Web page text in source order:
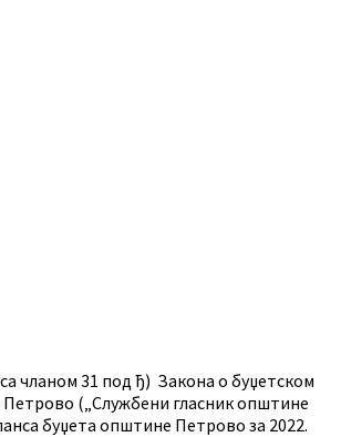
чланом 31 под ђ) Закона о буџетском
Петрово („Службени гласник општине
буџета општине Петрово за 2022.